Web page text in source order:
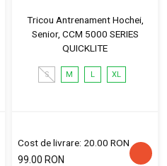
Tricou Antrenament Hochei,
Senior, CCM 5000 SERIES
QUICKLITE
S M L XL
Cost de livrare: 20.00 RON
99.00 RON